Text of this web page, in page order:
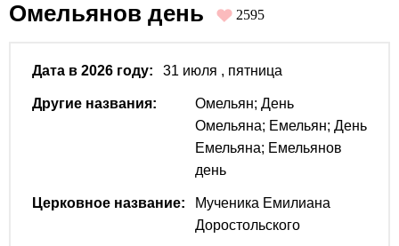
Омельянов день 2595
Дата в 2026 году: 31 июля , пятница
Другие названия:
Омельян; День
Омельяна; Емельян; День
Емельяна; Емельянов
день
Церковное название:
Мученика Емилиана
Доростольского